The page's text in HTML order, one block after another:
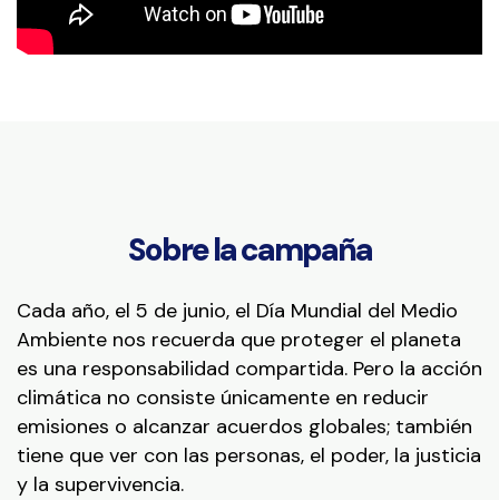
Sobre la campaña
Cada año, el 5 de junio, el Día Mundial del Medio
Ambiente nos recuerda que proteger el planeta
es una responsabilidad compartida. Pero la acción
climática no consiste únicamente en reducir
emisiones o alcanzar acuerdos globales; también
tiene que ver con las personas, el poder, la justicia
y la supervivencia.